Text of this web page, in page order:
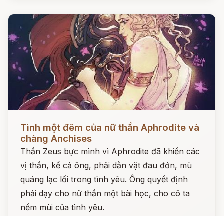
Tình một đêm của nữ thần Aphrodite và
chàng Anchises
Thần Zeus bực mình vì Aphrodite đã khiến các
vị thần, kể cả ông, phải dằn vặt đau đớn, mù
quáng lạc lối trong tình yêu. Ông quyết định
phải dạy cho nữ thần một bài học, cho cô ta
nếm mùi của tình yêu.